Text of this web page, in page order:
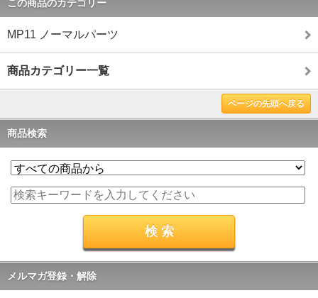
この商品のカテゴリー
MP11 ノーマルパーツ
商品カテゴリー一覧
ページの先頭へ戻る
商品検索
メルマガ登録・解除